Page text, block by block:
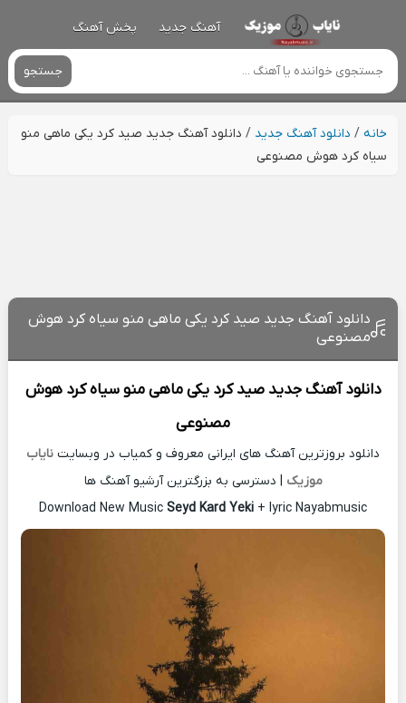
آهنگ جدید پخش آهنگ
جستجو
خانه/ دانلود آهنگ جدید / دانلود آهنگ جدید صید کرد یکی ماهی منو
سیاه کرد هوش مصنوعی
دانلود آهنگ جدید صید کرد یکی ماهی منو سیاه کرد هوش
مصنوعی
دانلود آهنگ جدید صید کرد یکی ماهی منو سیاه کرد هوش
مصنوعی
دانلود بروزترین آهنگ های ایرانی معروف و کمیاب در وبسایت نایاب
موزیک | دسترسی به بزرگترین آرشیو آهنگ ها
Download New Music Seyd Kard Yeki + lyric Nayabmusic